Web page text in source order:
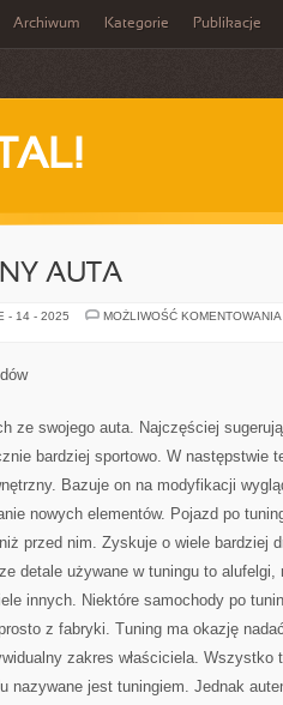
Archiwum Kategorie Publikacje
AUTA
- 14 - 2025 MOŻLIWOŚĆ KOMENTOWANIA
ze swojego auta. Najczęściej
bardziej sportowo. W następstwie
Bazuje on na modyfikacji
nowych elementów. Pojazd po
przed nim. Zyskuje o wiele bardziej
detale używane w tuningu to alufelgi,
innych. Niektóre samochody po
z fabryki. Tuning ma okazję
zakres właściciela. Wszystko
nazywane jest tuningiem. Jednak